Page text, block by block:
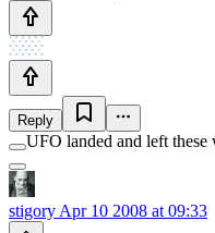
Reply
UFO landed and left these
stigory Apr 10 2008 at 09:33